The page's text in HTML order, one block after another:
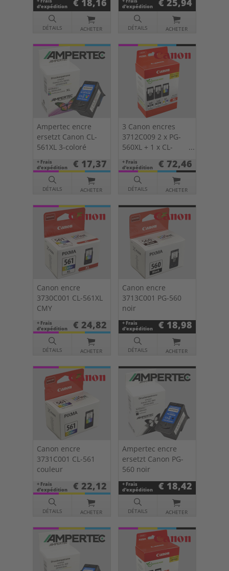
d’expédition
€ 18,16
DÉTAILS ACHETER
d’expédition
€ 25,94
DÉTAILS ACHETER
Ampertec encre
ersetzt Canon CL-
561XL 3-coloré
+ Frais
d’expédition
€ 17,37
DÉTAILS ACHETER
3 Canon encres
3712C009 2 x PG-
560XL + 1 x CL-
561XL Multipack
KCMY
+ Frais
d’expédition
€ 72,46
DÉTAILS ACHETER
Canon encre
3730C001 CL-561XL
CMY
+ Frais
d’expédition
€ 24,82
DÉTAILS ACHETER
Canon encre
3713C001 PG-560
noir
+ Frais
d’expédition
€ 18,98
DÉTAILS ACHETER
Canon encre
3731C001 CL-561
couleur
+ Frais
d’expédition
€ 22,12
DÉTAILS ACHETER
Ampertec encre
ersetzt Canon PG-
560 noir
+ Frais
d’expédition
€ 18,42
DÉTAILS ACHETER